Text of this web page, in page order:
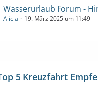
Wasserurlaub Forum -
Alicia 19. März 2025 um 11:49
5 Kreuzfahrt